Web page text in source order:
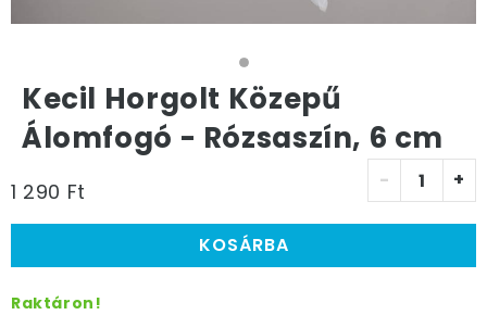
Kecil Horgolt Közepű
Álomfogó - Rózsaszín, 6 cm
1 290 Ft - +
KOSÁRBA
Raktáron!